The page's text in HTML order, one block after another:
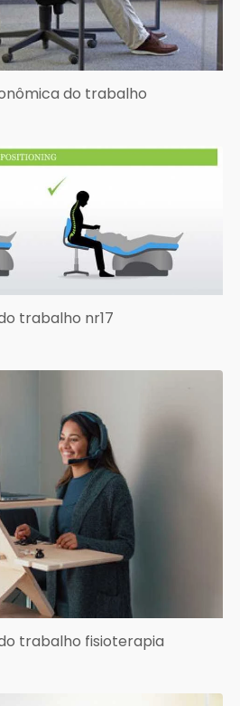
do trabalho
trabalho nr17
trabalho fisioterapia